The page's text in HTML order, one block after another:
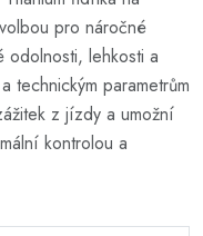
pro náročné
odolnosti, lehkosti a
technickým parametrům
z jízdy a umožní
kontrolou a